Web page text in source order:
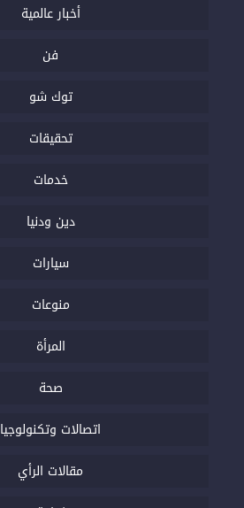
أخبار عالمية
فن
توك شو
تحقيقات
خدمات
دين ودنيا
سيارات
منوعات
المرأة
صحة
اتصالات وتكنولوجيا
مقالات الرأي